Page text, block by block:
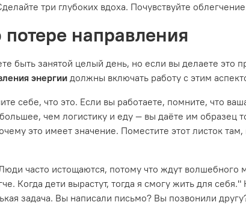
три глубоких вдоха. Почувствуйте
потере направления
быть занятой целый день, но если вы делаете это
энергии должны включать работу с этим
что это. Если вы работаете, помните, что
чем логистику и еду — вы даёте им образец
это имеет значение. Поместите этот листок там,
часто истощаются, потому что ждут волшебного
Когда дети вырастут, тогда я смогу жить для
задача. Вы написали письмо? Вы позвонили